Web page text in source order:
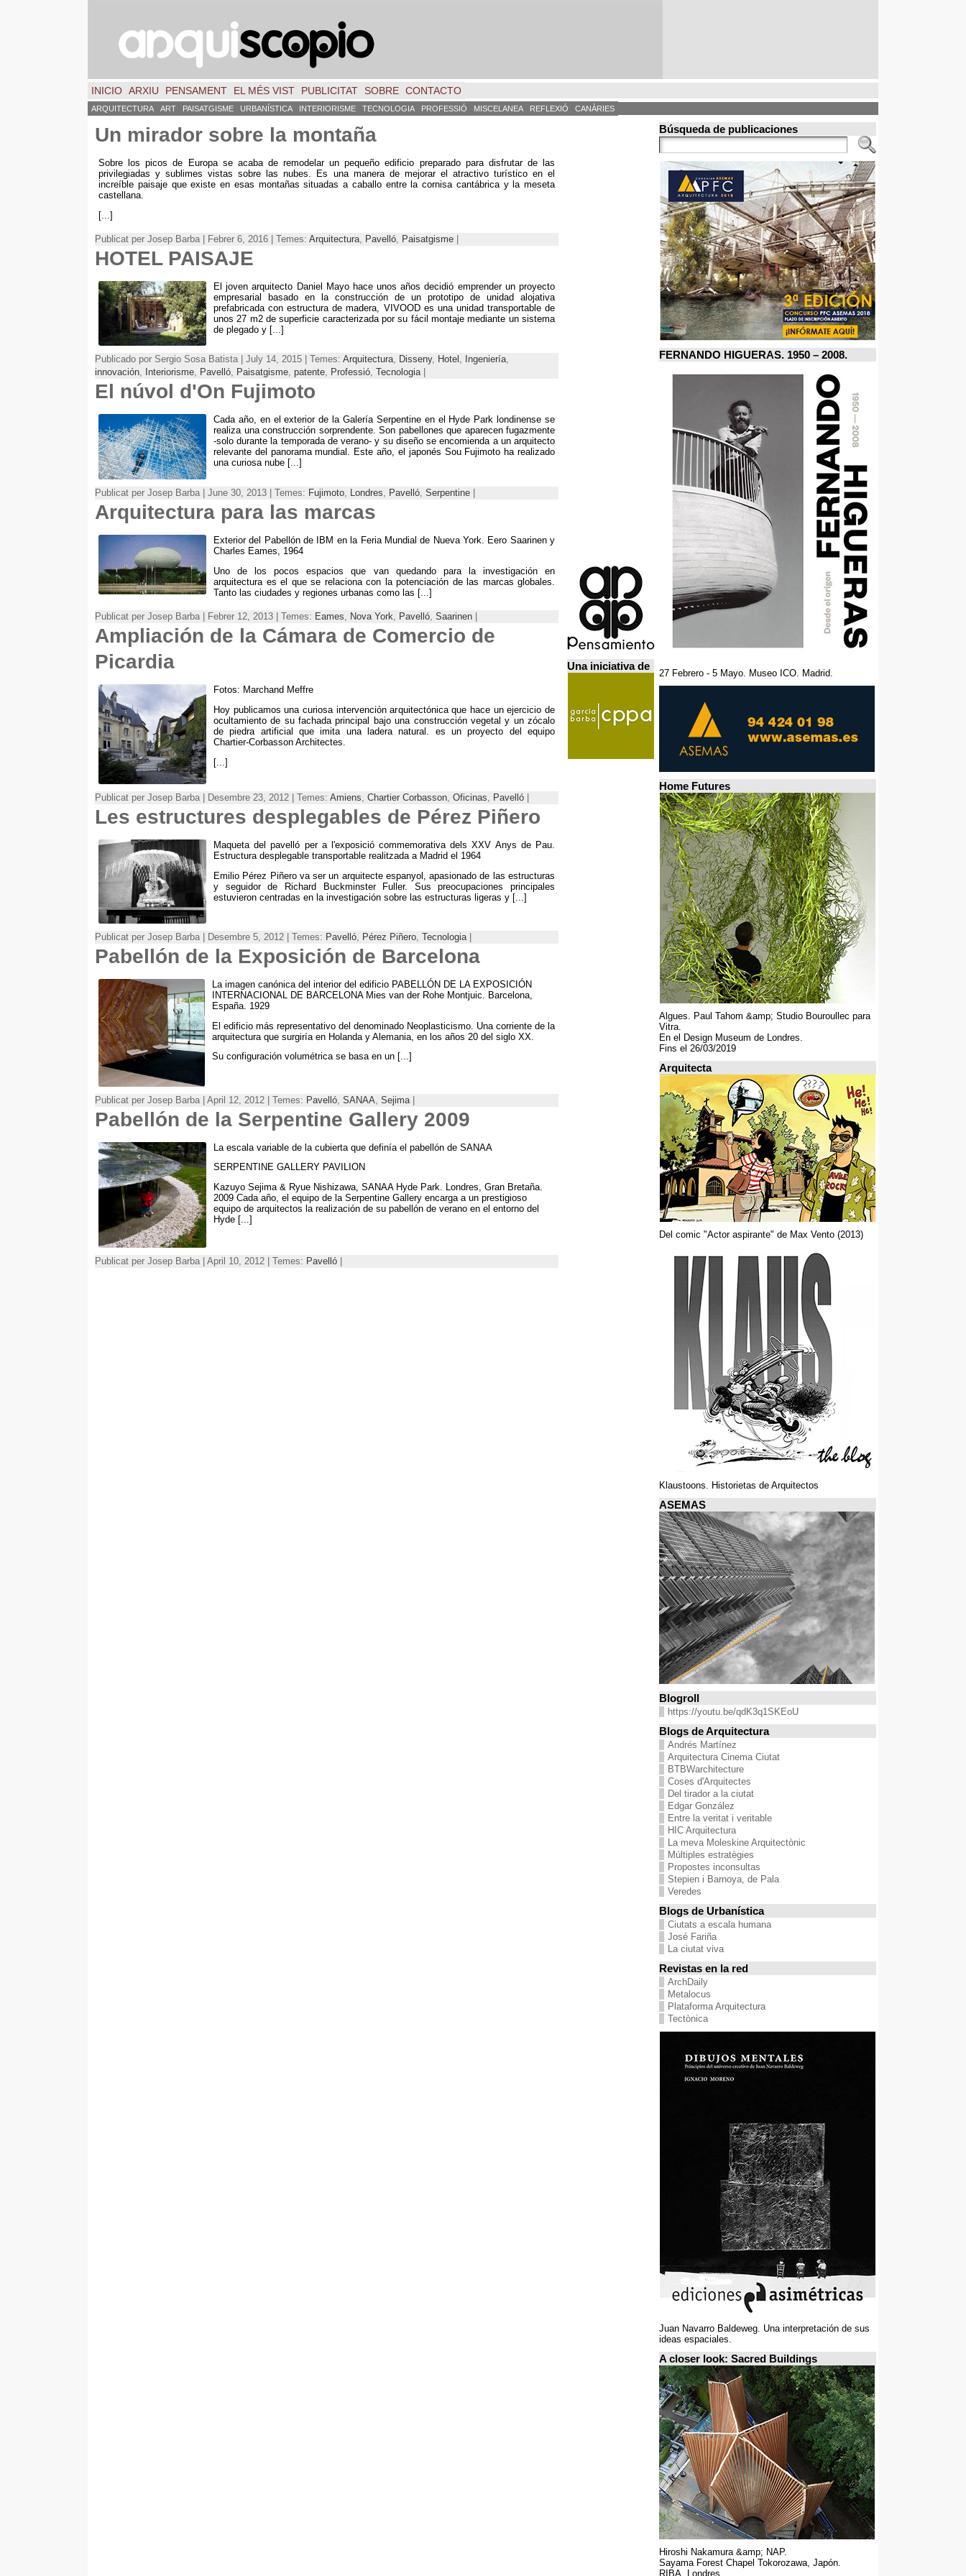
INICIO ARXIU PENSAMENT EL MÉS VIST PUBLICITAT SOBRE CONTACTO
ARQUITECTURA ART PAISATGISME URBANÍSTICA INTERIORISME TECNOLOGIA PROFESSIÓ MISCELANEA REFLEXIÓ CANÀRIES
Un mirador sobre la montaña
Sobre los picos de Europa se acaba de remodelar un pequeño edificio preparado para disfrutar de las
privilegiadas y sublimes vistas sobre las nubes
Es una manera de mejorar el atractivo turístico en el
increíble paisaje que existe en esas montañas situadas a caballo entre la cornisa cantábrica y la meseta
castellana
[...]
Publicat per Josep Barba | Febrer 6, 2016 | Temes: Arquitectura, Pavelló, Paisatgisme
HOTEL PAISAJE
El joven arquitecto Daniel Mayo hace unos años decidió emprender un proyecto
empresarial basado en la construcción de un prototipo de unidad alojativa
prefabricada con estructura de madera, VIVOOD es una unidad transportable de
unos 27 m2 de superficie caracterizada por su fácil montaje mediante un sistema
de plegado y [...]
Publicado por Sergio Sosa Batista | July 14, 2015 | Temes: Arquitectura, Disseny, Hotel , Ingeniería,
innovación, Interiorisme, Pavelló, Paisatgisme, patente, Professió, Tecnologia|
El núvol d'On Fujimoto
Cada año, en el exterior de la Galería Serpentine en el Hyde Park londinense se
realiza una construcción sorprendente. Son pabellones que aparecen fugazmente
-solo durante la temporada de verano-y su diseño se encomienda a un arquitecto
relevante del panorama mundial
Este año el japonés Sou Fujimoto ha realizado
una curiosa nube [...]
Publicat per Josep Barba | June 30, 2013 | Temes: Fujimoto Londres Pavelló Serpentine
Arquitectura para las marcas
Exterior del Pabellón de IBM en la Feria Mundial de Nueva York. Eero Saarinen y
Charles Eames, 1964
Uno de los pocos espacios que van quedando para la investigación en
arquitectura es el que se relaciona con la potenciación de las marcas globales.
Tanto las ciudades y regiones urbanas como las [...]
Publicat per Josep Barba | Febrer 12, 2013 | Temes: Eames, Nova York, Pavelló, Saarinen
Ampliación de la Cámara de Comercio de
Picardia
Fotos: Marchand Meffre
Hoy publicamos una curiosa intervención arquitectónica que hace un ejercicio de
ocultamiento de su fachada principal bajo una construcción vegetal y un zócalo
de piedra artificial que imita una ladera natural
es un proyecto del equipo
Chartier-Corbasson Architectes
[...]
Publicat per Josep Barba | Desembre 23, 2012 | Temes: Amiens, Chartier Corbasson, Oficinas, Pavelló
Les estructures desplegables de Pérez Piñero
Maqueta del pavelló per a l'exposició commemorativa dels XXV Anys de Pau.
Estructura desplegable transportable realitzada a Madrid el 1964
Emilio Pérez Piñero va ser un arquitecte espanyol,apasionado de las estructuras
y seguidor de Richard Buckminster Fuller. Sus preocupaciones principales
estuvieron centradas en la investigación sobre las estructuras ligeras y [...]
Publicat per Josep Barba | Desembre 5, 2012 | Temes: Pavelló Pérez Piñero Tecnologia
Pabellón de la Exposición de Barcelona
La imagen canónica del interior del edificio PABELLÓN DE LA EXPOSICIÓN
INTERNACIONAL DE BARCELONA Mies van der Rohe Montjuic . Barcelona,
España . 1929
El edificio más representativo del denominado Neoplasticismo Una corriente de la
arquitectura que surgiría en Holanda y Alemania en los años 20 del siglo XX
Su configuración volumétrica se basa en un [...]
Publicat per Josep Barba | April 12, 2012 | Temes: Pavelló SANAA Sejima
Pabellón de la Serpentine Gallery 2009
La escala variable de la cubierta que definía el pabellón de SANAA
SERPENTINE GALLERY PAVILION
Kazuyo Sejima& Ryue Nishizawa, SANAA Hyde Park. Londres, Gran Bretaña.
2009 Cada año, el equipo de la Serpentine Gallery encarga a un prestigioso
equipo de arquitectos la realización de su pabellón de verano en el entorno del
Hyde [...]
Publicat per Josep Barba | April 10, 2012 | Temes: Pavelló |
Una iniciativa de
Búsqueda de publicaciones
FERNANDO HIGUERAS. 1950 – 2008.
27 Febrero - 5 Mayo. Museo ICO. Madrid.
Home Futures
Algues. Paul Tahom &amp; Studio Bouroullec para
Vitra.
En el Design Museum de Londres.
Fins el 26/03/2019
Arquitecta
Del comic "Actor aspirante" de Max Vento (2013)
Klaustoons. Historietas de Arquitectos
ASEMAS
Blogroll
https://youtu.be/qdK3q1SKEoU
Blogs de Arquitectura
Andrés Martínez
Arquitectura Cinema Ciutat
BTBWarchitecture
Coses d'Arquitectes
Del tirador a la ciutat
Edgar González
Entre la veritat i veritable
HIC Arquitectura
La meva Moleskine Arquitectònic
Múltiples estratègies
Propostes inconsultas
Stepien i Barnoya, de Pala
Veredes
Blogs de Urbanística
Ciutats a escala humana
José Fariña
La ciutat viva
Revistas en la red
ArchDaily
Metalocus
Plataforma Arquitectura
Tectònica
Juan Navarro Baldeweg. Una interpretación de sus
ideas espaciales.
A closer look: Sacred Buildings
Hiroshi Nakamura &amp; NAP.
Sayama Forest Chapel Tokorozawa, Japón.
RIBA, Londres.